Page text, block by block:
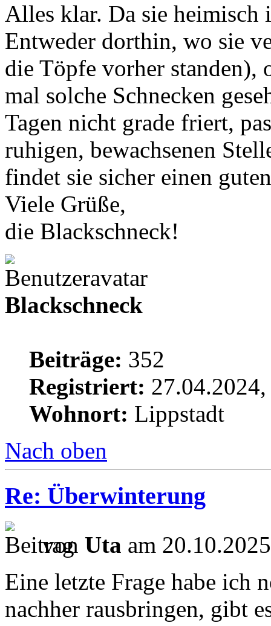
Alles klar. Da sie heimisch
Entweder dorthin, wo sie
die Töpfe vorher standen),
mal solche Schnecken
Tagen nicht grade friert,
ruhigen, bewachsenen
findet sie sicher einen
Viele Grüße,
die Blackschneck!
Blackschneck
Beiträge: 352
Registriert:
Wohnort: Lippstadt
Nach oben
Re: Überwinterung
von Uta am
Eine letzte Frage habe ich
nachher rausbringen, gibt